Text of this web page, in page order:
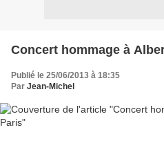
Concert hommage à
Publié le 25/06/2013 à 18:35
Par Jean-Michel